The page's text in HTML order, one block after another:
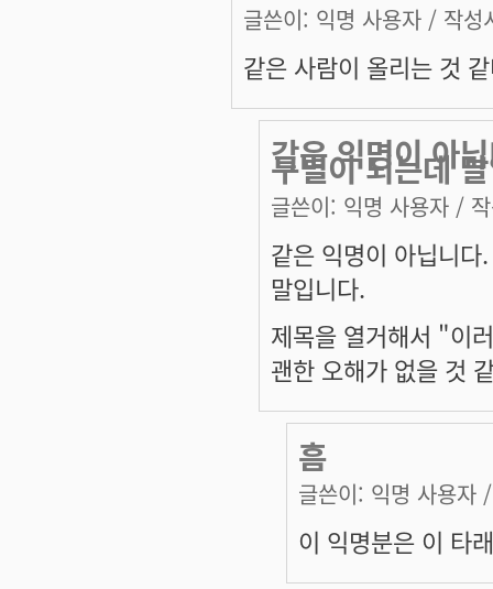
글쓴이: 익명 사용자 / 작성
같은 사람이 올리는 것
같은 익명이 아
구별이 되는데
글쓴이: 익명 사용자 /
같은 익명이 아닙니
말입니다.
제목을 열거해서 "이
괜한 오해가 없을 것
흠
글쓴이: 익명 사용자
이 익명분은 이 타